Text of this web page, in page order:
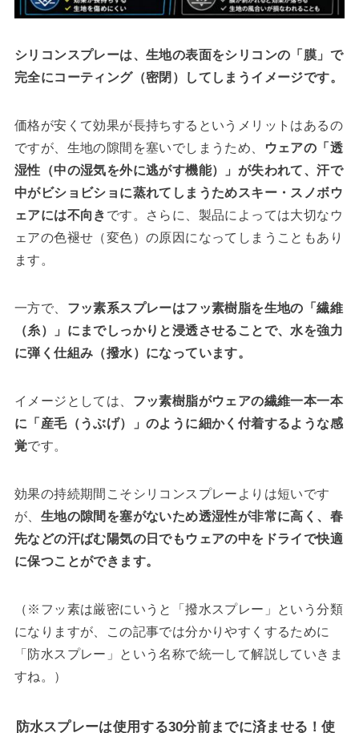
シリコンスプレーは、生地の表面をシリコンの「膜」で
完全にコーティング（密閉）してしまうイメージです。
価格が安くて効果が長持ちするというメリットはあるの
ですが、生地の隙間を塞いでしまうため、
ウェアの「透
湿性（中の湿気を外に逃がす機能）」が失われて、汗で
中がビショビショに蒸れてしまうためスキー・スノボウ
ェアには不向き です。さらに、製品によっては大切なウ
ェアの色褪せ（変色）の原因になってしまうこともあり
ます。
一方で、 フッ素系スプレーはフッ素樹脂を生地の「繊維
（糸）」にまでしっかりと浸透させることで、水を強力
に弾く仕組み（撥水）になっています。
イメージとしては、 フッ素樹脂がウェアの繊維一本一本
に「産毛（うぶげ）」のように細かく付着するような感
覚です。
効果の持続期間こそシリコンスプレーよりは短いです
が、 生地の隙間を塞がないため透湿性が非常に高く、春
先などの汗ばむ陽気の日でもウェアの中をドライで快適
に保つことができます。
（※フッ素は厳密にいうと「撥水スプレー」という分類
になりますが、この記事では分かりやすくするために
「防水スプレー」という名称で統一して解説していきま
すね。）
防水スプレーは使用する30分前までに済ませる！使